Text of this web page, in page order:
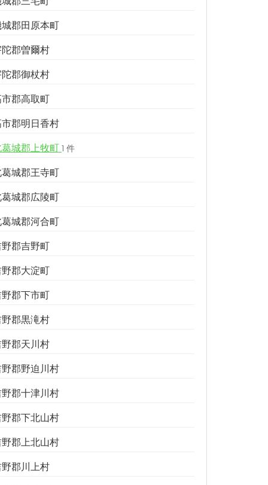
郡田原本町
郡曽爾村
郡御杖村
郡高取町
郡明日香村
城郡上牧町 1 件
城郡王寺町
城郡広陵町
城郡河合町
郡吉野町
郡大淀町
郡下市町
郡黒滝村
郡天川村
郡野迫川村
郡十津川村
郡下北山村
郡上北山村
郡川上村